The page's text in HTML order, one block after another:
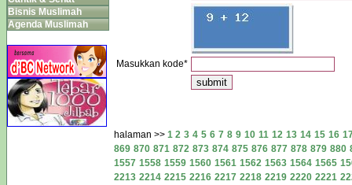
Bisnis Muslimah
Agenda Muslimah
Masukkan kode*
halaman >> 1 2 3 4 5 6 7 8 9 10 11 12 13 14 15 16
869 870 871 872 873 874 875 876 877 878 879 880
1557 1558 1559 1560 1561 1562 1563 1564 1565
2213 2214 2215 2216 2217 2218 2219 2220 2221